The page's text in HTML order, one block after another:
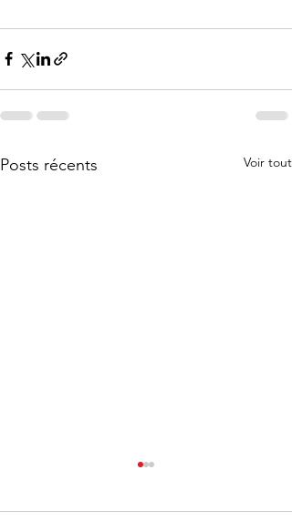
Posts récents Voir tout